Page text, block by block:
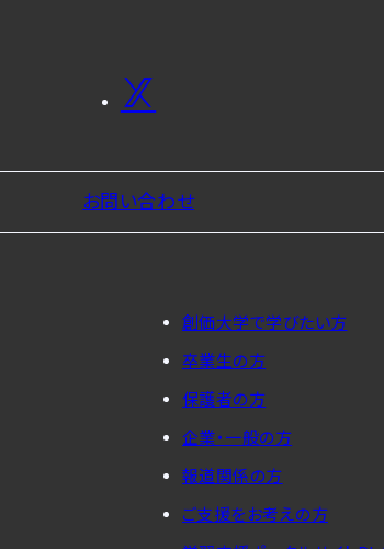
お問い合わせ
創価大学で学びたい方
卒業生の方
保護者の方
企業・一般の方
報道関係の方
ご支援をお考えの方